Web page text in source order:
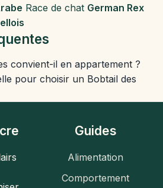
Race de chat German Rex
convient-il en appartement ?
pour choisir un Bobtail des
Guides
Alimentation
Comportement